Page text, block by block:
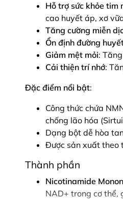
Hỗ trợ sức khỏe tim
cao huyết áp, xơ
Tăng cường miễn
Ổn định đường
Giảm mệt mỏi:
Cải thiện trí nhớ:
Đặc điểm nổi bật:
Công thức chứa
chống lão hóa
Dạng bột dễ hòa
Được sản xuất theo
Thành phần
Nicotinamide
NAD+ trong cơ thể,